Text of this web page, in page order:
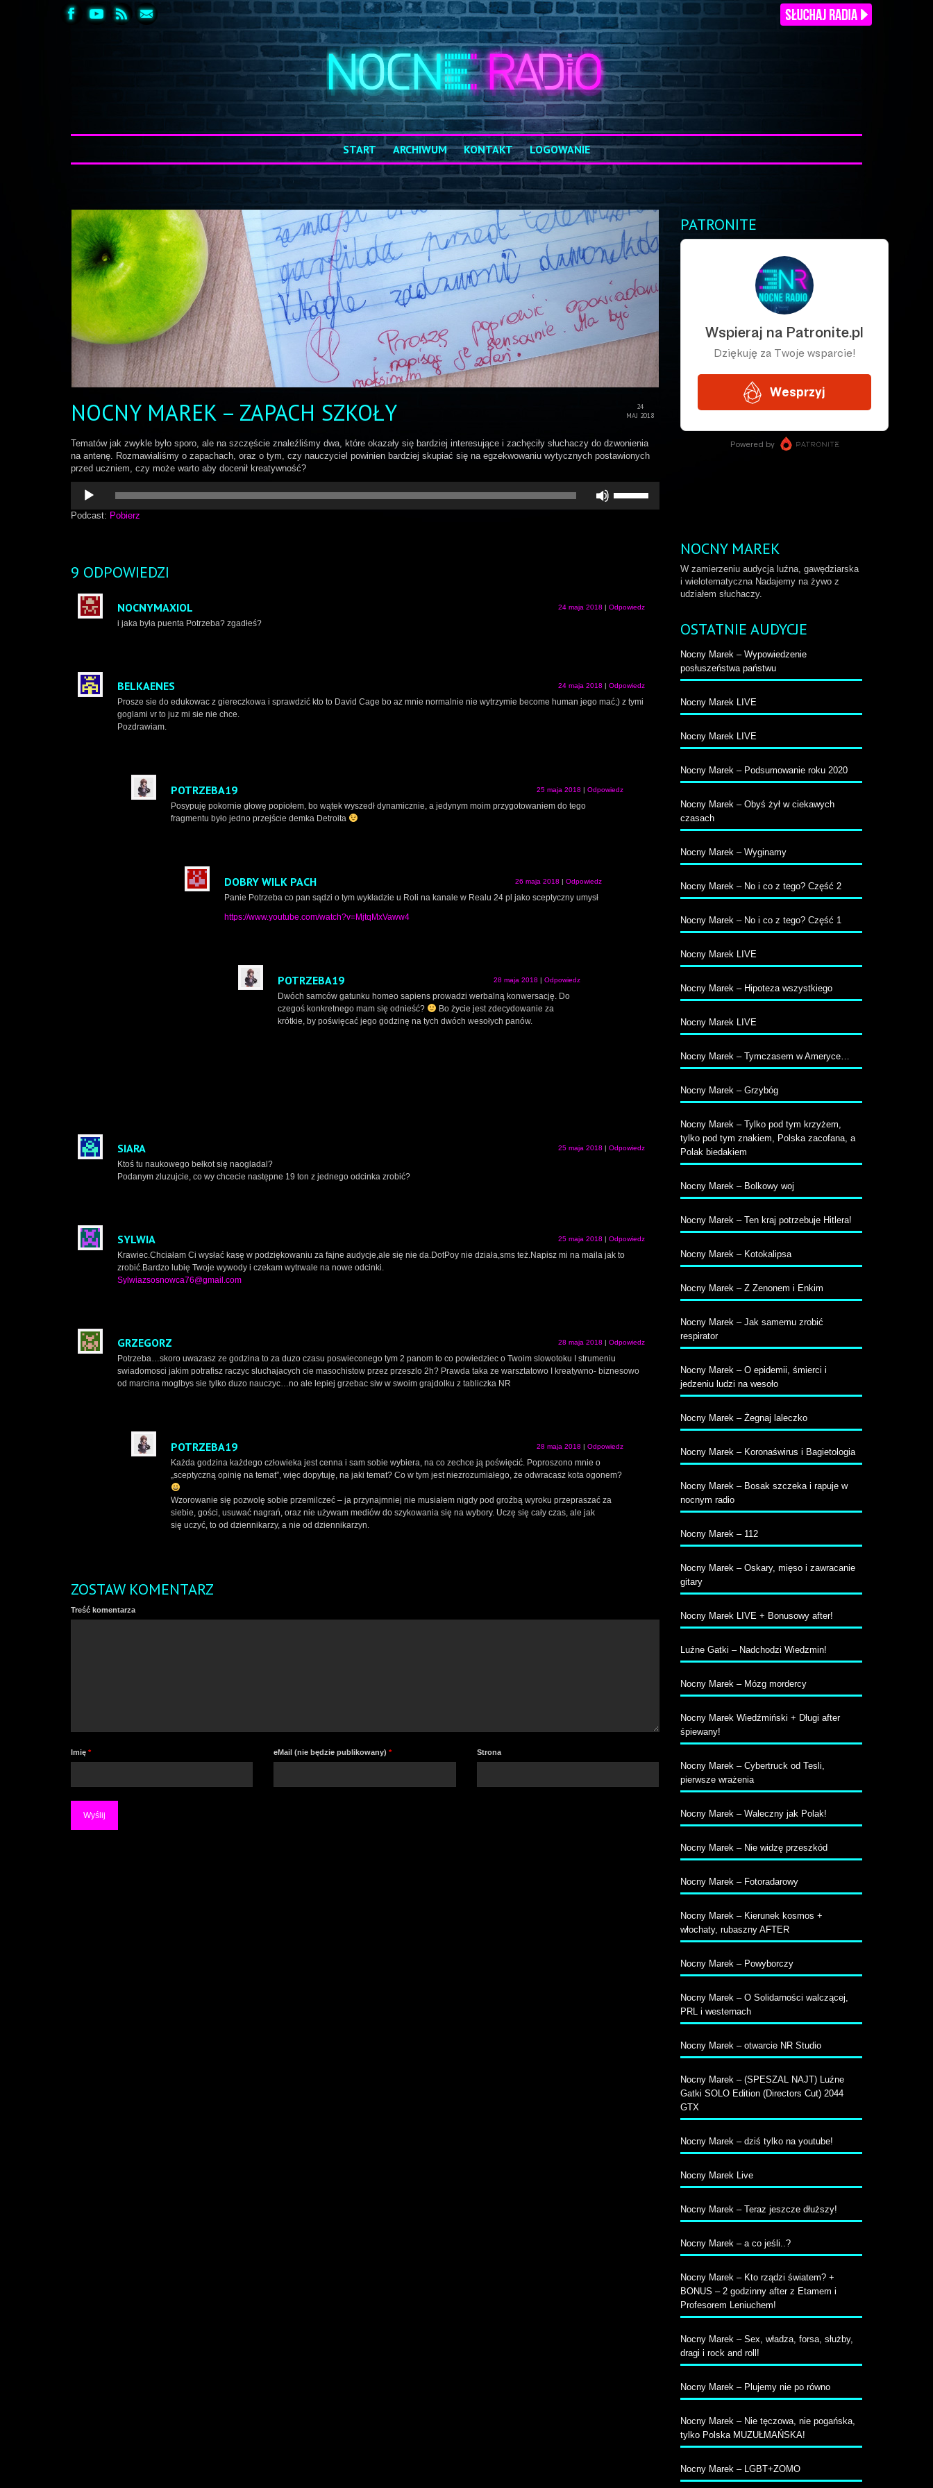
START ARCHIWUM KONTAKT LOGOWANIE
24
MAJ 2018
NOCNY MAREK – ZAPACH SZKOŁY
Tematów jak zwykle było sporo, ale na szczęście znaleźliśmy dwa, które okazały się bardziej interesujące i zachęciły słuchaczy do dzwonienia
na antenę. Rozmawialiśmy o zapachach, oraz o tym, czy nauczyciel powinien bardziej skupiać się na egzekwowaniu wytycznych postawionych
przed uczniem, czy może warto aby docenił kreatywność?
Odtwarzacz
plików
dźwiękowych
strzałek
do
Podcast: Pobierz
9 ODPOWIEDZI
NOCNYMAXIOL 24 maja 2018 | Odpowiedz
i jaka była puenta Potrzeba? zgadłeś?
BELKAENES 24 maja 2018 | Odpowiedz
Prosze sie do edukowac z giereczkowa i sprawdzić kto to David Cage bo az mnie normalnie nie wytrzymie become human jego mać;) z tymi
goglami vr to juz mi sie nie chce.
Pozdrawiam.
POTRZEBA19 25 maja 2018 | Odpowiedz
Posypuję pokornie głowę popiołem, bo wątek wyszedł dynamicznie, a jedynym moim przygotowaniem do tego
fragmentu było jedno przejście demka Detroita
DOBRY WILK PACH 26 maja 2018 | Odpowiedz
Panie Potrzeba co pan sądzi o tym wykładzie u Roli na kanale w Realu 24 pl jako sceptyczny umysł
https://www.youtube.com/watch?v=MjtqMxVaww4
POTRZEBA19 28 maja 2018 | Odpowiedz
Dwóch samców gatunku homeo sapiens prowadzi werbalną konwersację. Do
czegoś konkretnego mam się odnieść?
Bo życie jest zdecydowanie za
krótkie, by poświęcać jego godzinę na tych dwóch wesołych panów.
SIARA 25 maja 2018 | Odpowiedz
Ktoś tu naukowego bełkot się naogladal?
Podanym zluzujcie, co wy chcecie następne 19 ton z jednego odcinka zrobić?
SYLWIA 25 maja 2018 | Odpowiedz
Krawiec.Chciałam Ci wysłać kasę w podziękowaniu za fajne audycje,ale się nie da.DotPoy nie działa,sms też.Napisz mi na maila jak to
zrobić.Bardzo lubię Twoje wywody i czekam wytrwale na nowe odcinki.
Sylwiazsosnowca76@gmail.com
GRZEGORZ 28 maja 2018 | Odpowiedz
Potrzeba…skoro uwazasz ze godzina to za duzo czasu poswieconego tym 2 panom to co powiedziec o Twoim slowotoku I strumeniu
swiadomosci jakim potrafisz raczyc sluchajacych cie masochistow przez przeszlo 2h? Prawda taka ze warsztatowo I kreatywno- biznesowo
od marcina moglbys sie tylko duzo nauczyc…no ale lepiej grzebac siw w swoim grajdolku z tabliczka NR
POTRZEBA19 28 maja 2018 | Odpowiedz
Każda godzina każdego człowieka jest cenna i sam sobie wybiera, na co zechce ją poświęcić. Poproszono mnie o
„sceptyczną opinię na temat”, więc dopytuję, na jaki temat? Co w tym jest niezrozumiałego, że odwracasz kota ogonem?
Wzorowanie się pozwolę sobie przemilczeć – ja przynajmniej nie musiałem nigdy pod groźbą wyroku przepraszać za
siebie, gości, usuwać nagrań, oraz nie używam mediów do szykowania się na wybory. Uczę się cały czas, ale jak
się uczyć, to od dziennikarzy, a nie od dziennikarzyn.
ZOSTAW KOMENTARZ
Treść komentarza
Imię * eMail (nie będzie publikowany)* Strona
PATRONITE
NOCNY MAREK
W zamierzeniu audycja luźna, gawędziarska
i wielotematyczna Nadajemy na żywo z
udziałem słuchaczy.
OSTATNIE AUDYCJE
Nocny Marek – Wypowiedzenie
posłuszeństwa państwu
Nocny Marek LIVE
Nocny Marek LIVE
Nocny Marek – Podsumowanie roku 2020
Nocny Marek – Obyś żył w ciekawych
czasach
Nocny Marek – Wyginamy
Nocny Marek – No i co z tego? Część 2
Nocny Marek – No i co z tego? Część 1
Nocny Marek LIVE
Nocny Marek – Hipoteza wszystkiego
Nocny Marek LIVE
Nocny Marek – Tymczasem w Ameryce…
Nocny Marek – Grzybóg
Nocny Marek – Tylko pod tym krzyżem,
tylko pod tym znakiem, Polska zacofana, a
Polak biedakiem
Nocny Marek – Bolkowy woj
Nocny Marek – Ten kraj potrzebuje Hitlera!
Nocny Marek – Kotokalipsa
Nocny Marek – Z Zenonem i Enkim
Nocny Marek – Jak samemu zrobić
respirator
Nocny Marek – O epidemii, śmierci i
jedzeniu ludzi na wesoło
Nocny Marek – Żegnaj laleczko
Nocny Marek – Koronaświrus i Bagietologia
Nocny Marek – Bosak szczeka i rapuje w
nocnym radio
Nocny Marek – 112
Nocny Marek – Oskary, mięso i zawracanie
gitary
Nocny Marek LIVE + Bonusowy after!
Luźne Gatki – Nadchodzi Wiedzmin!
Nocny Marek – Mózg mordercy
Nocny Marek Wiedźmiński + Długi after
śpiewany!
Nocny Marek – Cybertruck od Tesli,
pierwsze wrażenia
Nocny Marek – Waleczny jak Polak!
Nocny Marek – Nie widzę przeszkód
Nocny Marek – Fotoradarowy
Nocny Marek – Kierunek kosmos +
włochaty, rubaszny AFTER
Nocny Marek – Powyborczy
Nocny Marek – O Solidarności walczącej,
PRL i westernach
Nocny Marek – otwarcie NR Studio
Nocny Marek – (SPESZAL NAJT) Luźne
Gatki SOLO Edition (Directors Cut) 2044
GTX
Nocny Marek – dziś tylko na youtube!
Nocny Marek Live
Nocny Marek – Teraz jeszcze dłuższy!
Nocny Marek – a co jeśli..?
Nocny Marek – Kto rządzi światem? +
BONUS – 2 godzinny after z Etamem i
Profesorem Leniuchem!
Nocny Marek – Sex, władza, forsa, służby,
dragi i rock and roll!
Nocny Marek – Plujemy nie po równo
Nocny Marek – Nie tęczowa, nie pogańska,
tylko Polska MUZUŁMAŃSKA!
Nocny Marek – LGBT+ZOMO